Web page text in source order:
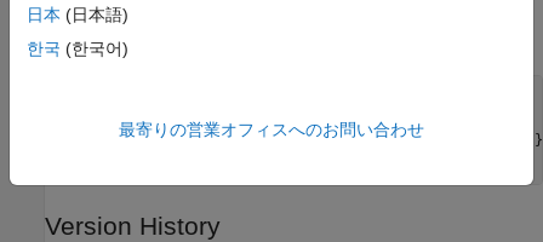
the resources of types
% Define the names of the resources to be acquired.
    resType = obj.resourceType(
'Part' , { 'Test1'
Version History
日本 (日本語)
한국 (한국어)
最寄りの営業オフィスへのお問い合わせ